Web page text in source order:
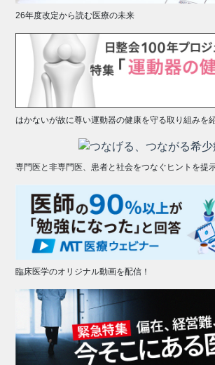
26年度改定から読む医療の未来
はかないが故に尊い運動器の健康を守る取り組みを
専門医と非専門医、患者と社会をつなぐヒントを提
臨床医学のオリジナル動画を配信！